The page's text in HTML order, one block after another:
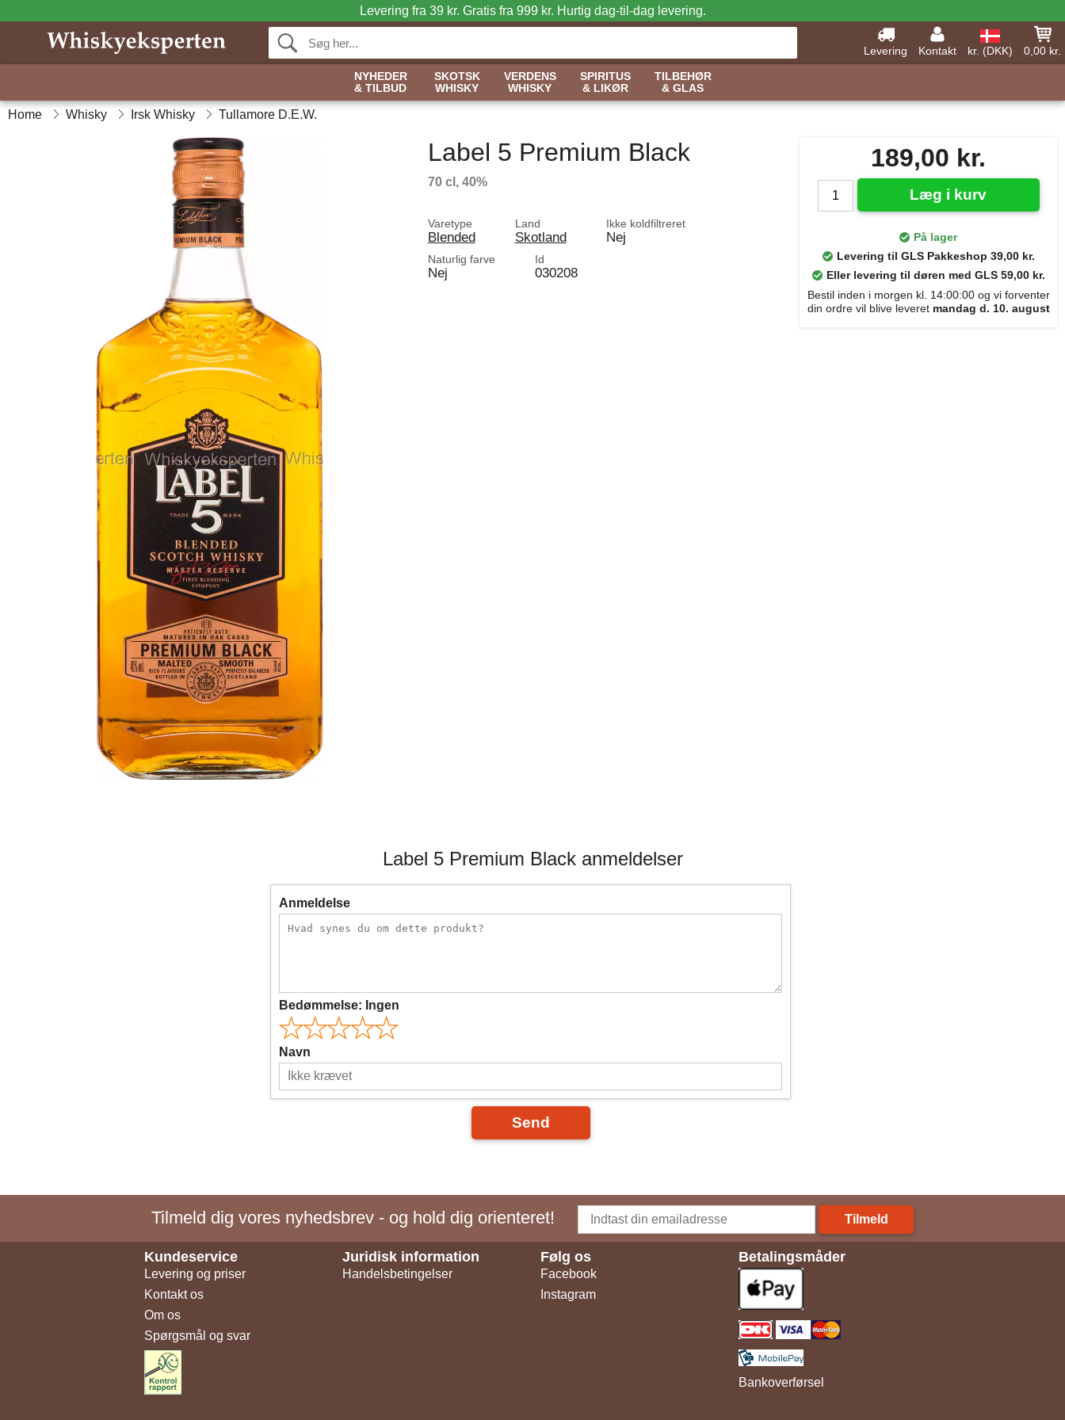
Levering fra 39 kr. Gratis fra 999 kr. Hurtig dag-til-dag levering.
Levering Kontakt kr. (DKK)
0,00 kr.
NYHEDER
& TILBUD
SKOTSK
WHISKY
VERDENS
WHISKY
SPIRITUS
& LIKØR
TILBEHØR
& GLAS
Home Whisky Irsk Whisky Tullamore D.E.W.
189,00 kr.
Læg i kurv
På lager
Levering til GLS Pakkeshop 39,00 kr.
Eller levering til døren med GLS 59,00 kr.
Bestil inden i morgen kl. 14:00:00 og vi forventer
din ordre vil blive leveret mandag d. 10. august
Label 5 Premium Black
70 cl, 40%
Varetype
Blended
Land
Skotland
Ikke koldfiltreret
Nej
Naturlig farve
Nej
Id
030208
Label 5 Premium Black anmeldelser
Anmeldelse
Bedømmelse: Ingen
Navn
Send
Tilmeld dig vores nyhedsbrev - og hold dig orienteret! Tilmeld
Kundeservice
Levering og priser
Kontakt os
Om os
Spørgsmål og svar
Juridisk information
Handelsbetingelser
Følg os
Facebook
Instagram
Betalingsmåder
Bankoverførsel